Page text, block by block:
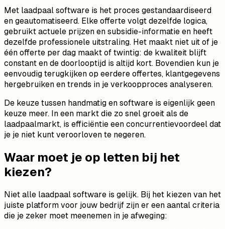
Met laadpaal software is het proces gestandaardiseerd
en geautomatiseerd. Elke offerte volgt dezelfde logica,
gebruikt actuele prijzen en subsidie-informatie en heeft
dezelfde professionele uitstraling. Het maakt niet uit of je
één offerte per dag maakt of twintig: de kwaliteit blijft
constant en de doorlooptijd is altijd kort. Bovendien kun je
eenvoudig terugkijken op eerdere offertes, klantgegevens
hergebruiken en trends in je verkoopproces analyseren.
De keuze tussen handmatig en software is eigenlijk geen
keuze meer. In een markt die zo snel groeit als de
laadpaalmarkt, is efficiëntie een concurrentievoordeel dat
je je niet kunt veroorloven te negeren.
Waar moet je op letten bij het
kiezen?
Niet alle laadpaal software is gelijk. Bij het kiezen van het
juiste platform voor jouw bedrijf zijn er een aantal criteria
die je zeker moet meenemen in je afweging: